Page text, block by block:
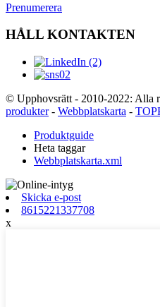
Prenumerera
HÅLL KONTAKTEN
© Upphovsrätt - 2010-2022: Alla
produkter- Webbplatskarta -
Produktguide
Heta taggar
Webbplatskarta.xml
Skicka e-post
8615221337708
x